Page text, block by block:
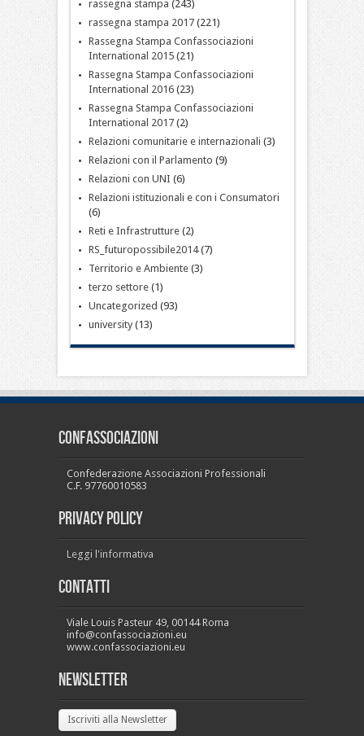
rassegna stampa (243)
rassegna stampa 2017(221)
Rassegna Stampa Confassociazioni
International 2015(21)
Rassegna Stampa Confassociazioni
International 2016(23)
Rassegna Stampa Confassociazioni
International 2017(2)
Relazioni comunitarie e internazionali (3)
Relazioni con il Parlamento (9)
Relazioni con UNI (6)
Relazioni istituzionali e con i Consumatori
(6)
Reti e Infrastrutture(2)
RS_futuropossibile2014(7)
Territorio e Ambiente(3)
terzo settore(1)
Uncategorized (93)
university(13)
CONFASSOCIAZIONI
Confederazione Associazioni Professionali
C.F. 97760010583
PRIVACY POLICY
Leggi l'informativa
Contatti
Viale Louis Pasteur 49, 00144 Roma
info@confassociazioni.eu
www.confassociazioni.eu
Newsletter
Iscriviti alla Newsletter